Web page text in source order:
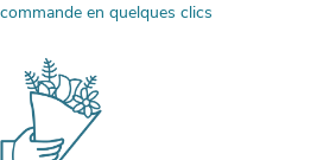
en quelques clics